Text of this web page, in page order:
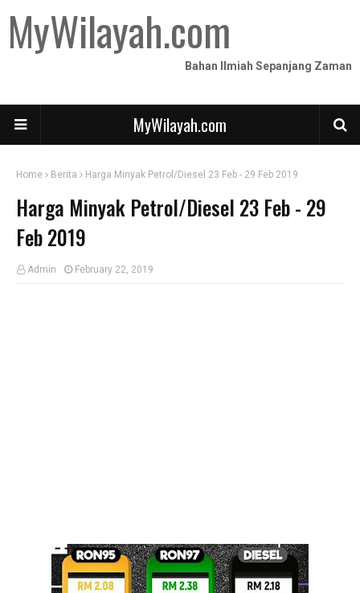
MyWilayah.com
Bahan Ilmiah Sepanjang Zaman
MyWilayah.com
Home Berita Harga Minyak Petrol/Diesel 23 Feb - 29 Feb 2019
Harga Minyak Petrol/Diesel 23 Feb - 29
Feb 2019
Admin February 22, 2019